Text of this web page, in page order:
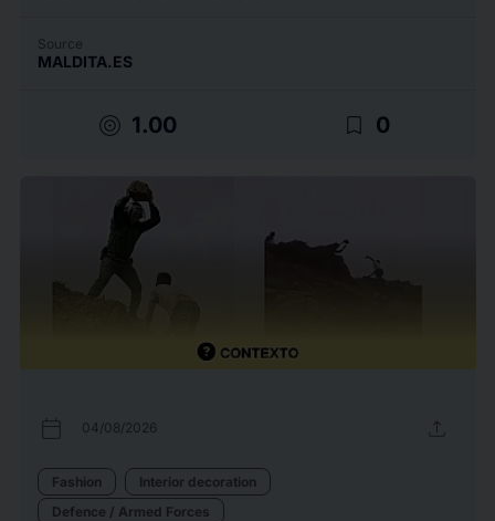
Source
MALDITA.ES
target 1.00 bookmark_border 0
calendar_today 04/08/2026 upload
Fashion
Interior decoration
Defence / Armed Forces